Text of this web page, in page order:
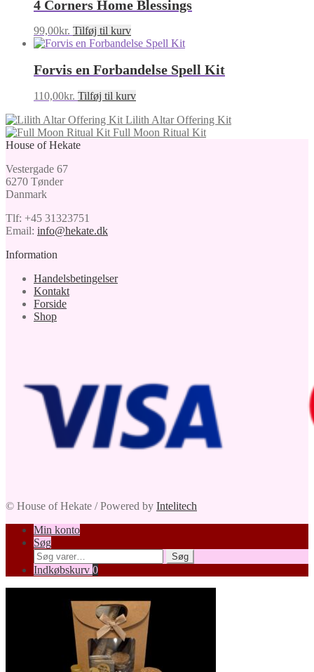
4 Corners Home Blessings
99,00kr. Tilføj til kurv
Forvis en Forbandelse Spell Kit
110,00kr. Tilføj til kurv
Lilith Altar Offering Kit
Full Moon Ritual Kit
House of Hekate
Vestergade 67
6270 Tønder
Danmark
Tlf: +45 31323751
Email: info@hekate.dk
Information
Handelsbetingelser
Kontakt
Forside
Shop
© House of Hekate / Powered by Intelitech
Min konto
Søg
Søg
efter:
Søg
Indkøbskurv 0